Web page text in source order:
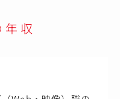
収